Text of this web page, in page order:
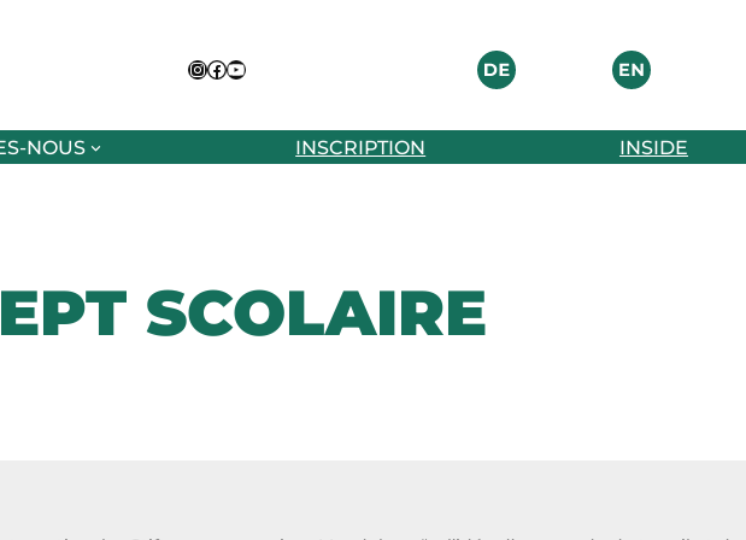
Instagram
Facebook
YouTube
NOUS INSCRIPTION INSIDE
SCOLAIRE